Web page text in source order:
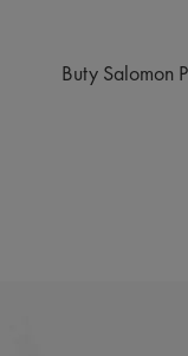
Buty Salomon